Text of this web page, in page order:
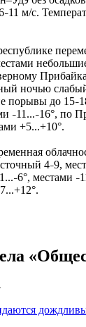
–11 м/с.
ночью
порывы до 15–
–11...–16°, по
+5...+10°.
4–9,
1...–6°, местами –